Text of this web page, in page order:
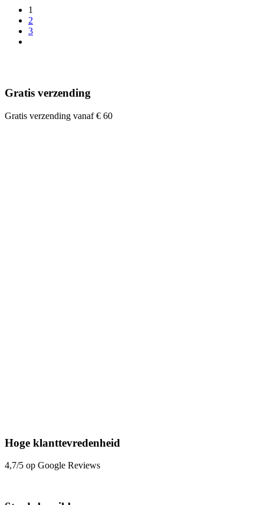
1
2
3
Gratis verzending
Gratis verzending vanaf € 60
Hoge klanttevredenheid
4,7/5 op Google Reviews